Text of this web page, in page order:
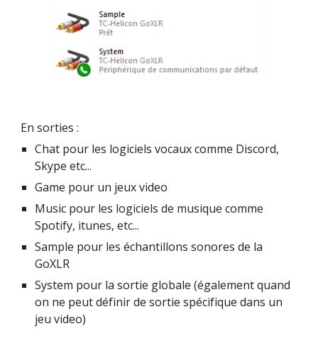
En sorties :
Chat pour les logiciels vocaux comme Discord,
Skype etc...
Game pour un jeux video
Music pour les logiciels de musique comme
Spotify, itunes, etc...
Sample pour les échantillons sonores de la
GoXLR
System pour la sortie globale (également quand
on ne peut définir de sortie spécifique dans un
jeu video)